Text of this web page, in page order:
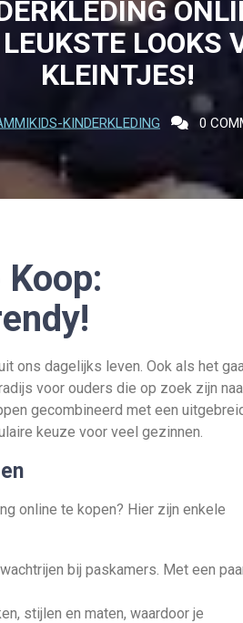
LOOKS
KLEINTJES!
KINDERKLEDING 0
ons dagelijks leven. Ook als het
voor ouders die op zoek zijn
gecombineerd met een
keuze voor veel gezinnen.
online te kopen? Hier zijn enkele
bij paskamers. Met een
stijlen en maten, waardoor je